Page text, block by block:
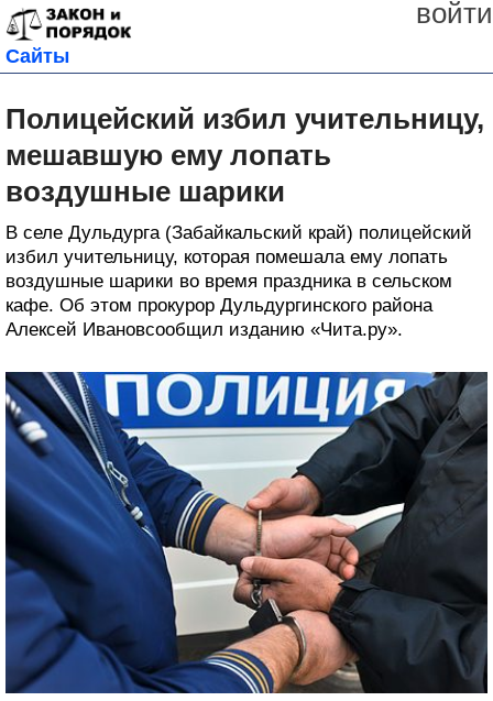
войти
Сайты
Полицейский избил учительницу,
мешавшую ему лопать
воздушные шарики
В селе Дульдурга (Забайкальский край) полицейский
избил учительницу, которая помешала ему лопать
воздушные шарики во время праздника в сельском
кафе. Об этом прокурор Дульдургинского района
Алексей Ивановсообщил изданию «Чита.ру».